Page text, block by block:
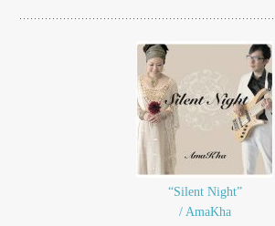
“Silent Night”
/ AmaKha